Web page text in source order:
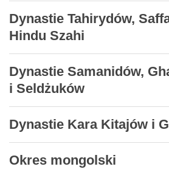
Dynastie Tahirydów,
Hindu Szahi
Dynastie Samanidów,
i Seldżuków
Dynastie Kara Kitajów i
Okres mongolski